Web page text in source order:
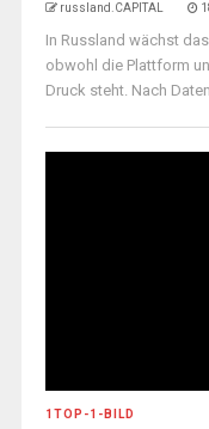
russland.CAPITAL
In Russland wächst
obwohl die Plattform
Druck steht. Nach
1TOP-1-BILD